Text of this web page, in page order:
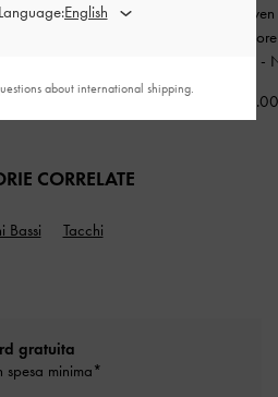
Borsa tote Lillith con
Trousse
manico
-
CHF79.00
CORRELATE
Bassi Tacchi
gratuita
spesa minima*
about international shipping.